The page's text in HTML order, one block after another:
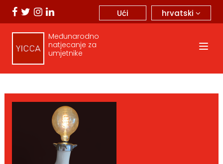
hrvatski
Ući
Međunarodno
natjecanje za
umjetnike